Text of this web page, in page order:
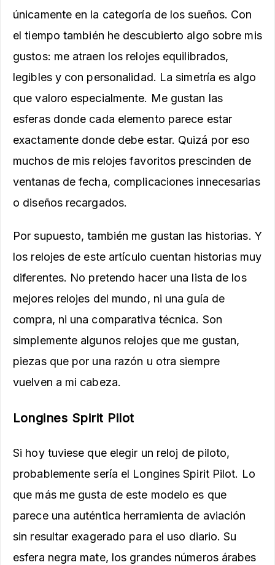
únicamente en la categoría de los sueños. Con
el tiempo también he descubierto algo sobre mis
gustos: me atraen los relojes equilibrados,
legibles y con personalidad. La simetría es algo
que valoro especialmente. Me gustan las
esferas donde cada elemento parece estar
exactamente donde debe estar. Quizá por eso
muchos de mis relojes favoritos prescinden de
ventanas de fecha, complicaciones innecesarias
o diseños recargados.
Por supuesto, también me gustan las historias. Y
los relojes de este artículo cuentan historias muy
diferentes. No pretendo hacer una lista de los
mejores relojes del mundo, ni una guía de
compra, ni una comparativa técnica. Son
simplemente algunos relojes que me gustan,
piezas que por una razón u otra siempre
vuelven a mi cabeza.
Longines Spirit Pilot
Si hoy tuviese que elegir un reloj de piloto,
probablemente sería el Longines Spirit Pilot. Lo
que más me gusta de este modelo es que
parece una auténtica herramienta de aviación
sin resultar exagerado para el uso diario. Su
esfera negra mate, los grandes números árabes